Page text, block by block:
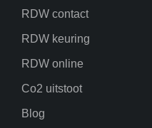
RDW contact
RDW keuring
RDW online
Co2 uitstoot
Blog